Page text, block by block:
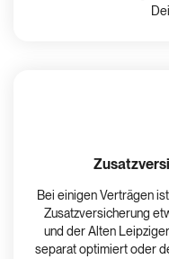
Bei einigen Verträgen
Zusatzversicherung
und der Alten
separat optimiert oder